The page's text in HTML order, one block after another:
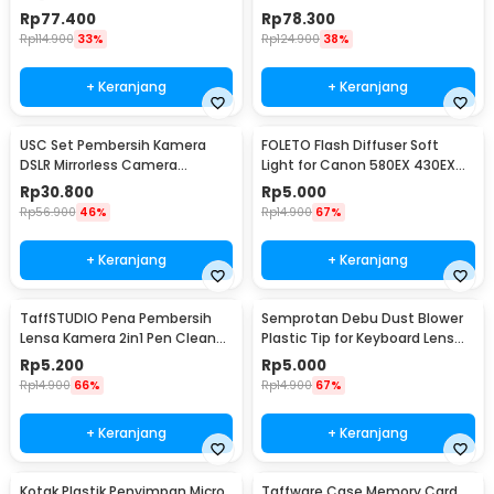
58mm for Canon - S-DAL-0001
Rp77.400
Rp114.900 33%
+ Keranjang
with Macro
Rp78.300
Rp124.900 38%
+ Keranjang
USC Set Pembersih Kamera
DSLR Mirrorless Camera
Cleaning Kit - W346
Rp30.800
Rp56.900 46%
+ Keranjang
FOLETO Flash Diffuser Soft
Light for Canon 580EX 430EX
Nikon SB-800
Rp5.000
Rp14.900 67%
+ Keranjang
TaffSTUDIO Pena Pembersih
Lensa Kamera 2in1 Pen Cleaner
for Camera - LP-1
Rp5.200
Rp14.900 66%
+ Keranjang
Semprotan Debu Dust Blower
Plastic Tip for Keyboard Lens
Camera Watch - 1154
Rp5.000
Rp14.900 67%
+ Keranjang